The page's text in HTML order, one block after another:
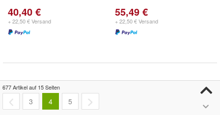
40,40 €
+ 22,50 € Versand
55,49 €
+ 22,50 € Versand
677 Artikel auf 15 Seiten
3 4 5